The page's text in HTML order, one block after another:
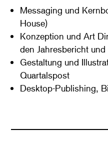
Messaging und
House)
Konzeption und Art
den Jahresbericht
Gestaltung und
Quartalspost
Desktop-Publishing,